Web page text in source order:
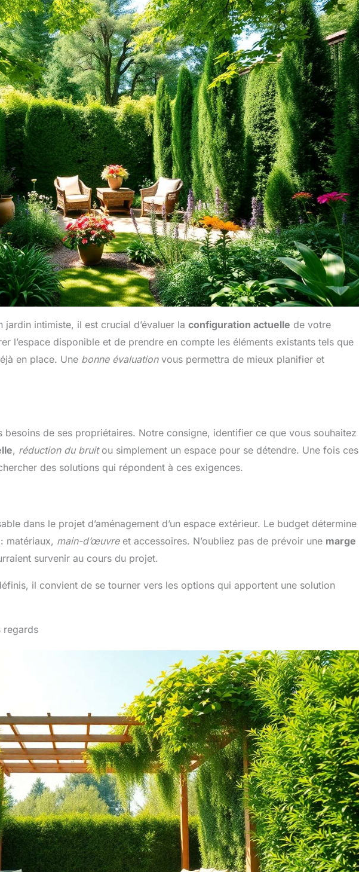
jardin intimiste, il est crucial d’évaluer la configuration actuelle de votre
l’espace disponible et de prendre en compte les éléments existants tels que
en place. Une bonne évaluationvous permettra de mieux planifier et
besoins de ses propriétaires. Notre consigne, identifier ce que vous souhaitez
, réduction du bruitou simplement un espace pour se détendre. Une fois ces
des solutions qui répondent à ces exigences.
dans le projet d’aménagement d’un espace extérieur. Le budget détermine
matériaux, main-d’œuvreet accessoires. N’oubliez pas de prévoir une marge
survenir au cours du projet.
il convient de se tourner vers les options qui apportent une solution
regards